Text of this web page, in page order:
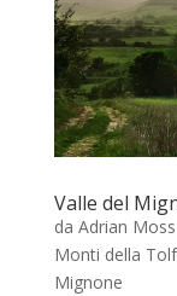
Valle del
da Adrian Moss
Monti della
Mignone